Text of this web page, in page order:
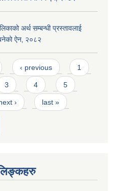
अर्थ सम्बन्धी प्रस्तावलाई
बनेको ऐन‚ २०८२
‹ previous 1
3 4 5
› last »